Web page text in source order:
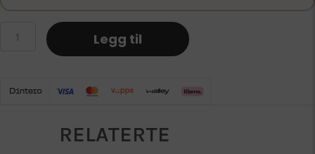
Protection,
grounding
Legg til
RELATERTE